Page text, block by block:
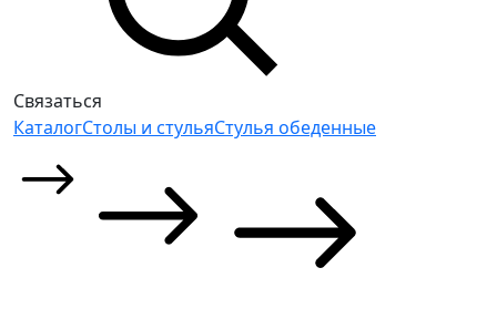
Связаться
КаталогСтолы и стульяСтулья обеденные